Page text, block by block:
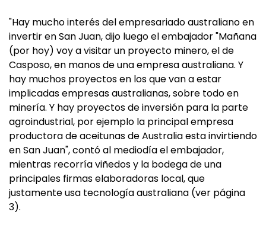
"Hay mucho interés del empresariado australiano en
invertir en San Juan, dijo luego el embajador "Mañana
(por hoy) voy a visitar un proyecto minero, el de
Casposo, en manos de una empresa australiana. Y
hay muchos proyectos en los que van a estar
implicadas empresas australianas, sobre todo en
minería. Y hay proyectos de inversión para la parte
agroindustrial, por ejemplo la principal empresa
productora de aceitunas de Australia esta invirtiendo
en San Juan", contó al mediodía el embajador,
mientras recorría viñedos y la bodega de una
principales firmas elaboradoras local, que
justamente usa tecnología australiana (ver página
3).